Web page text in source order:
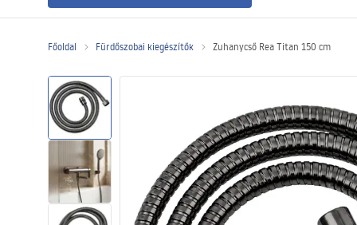
Zuhanyajtó
Zuhanytálcák
Zuhanylefolyók
Főoldal Fürdőszobai kiegészítők Zuhanycső Rea Titan 150 cm